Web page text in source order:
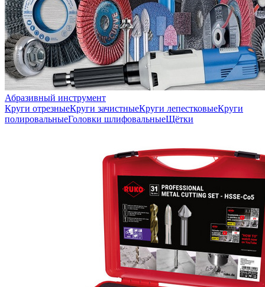
Абразивный инструмент
Круги отрезныеКруги зачистныеКруги лепестковыеКруги
полировальныеГоловки шлифовальныеЩётки